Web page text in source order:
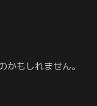
かもしれません。